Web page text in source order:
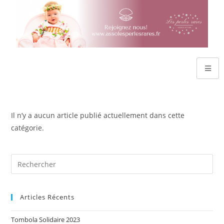
Il n’y a aucun article publié actuellement dans cette
catégorie.
Articles Récents
Tombola Solidaire 2023